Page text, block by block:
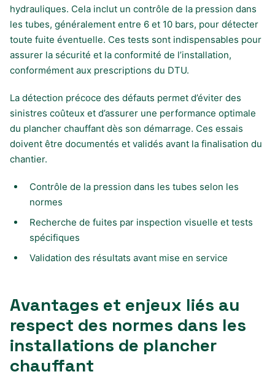
hydrauliques. Cela inclut un contrôle de la pression dans
les tubes, généralement entre 6 et 10 bars, pour détecter
toute fuite éventuelle. Ces tests sont indispensables pour
assurer la sécurité et la conformité de l’installation,
conformément aux prescriptions du DTU.
La détection précoce des défauts permet d’éviter des
sinistres coûteux et d’assurer une performance optimale
du plancher chauffant dès son démarrage. Ces essais
doivent être documentés et validés avant la finalisation du
chantier.
Contrôle de la pression dans les tubes selon les
normes
Recherche de fuites par inspection visuelle et tests
spécifiques
Validation des résultats avant mise en service
Avantages et enjeux liés au
respect des normes dans les
installations de plancher
chauffant